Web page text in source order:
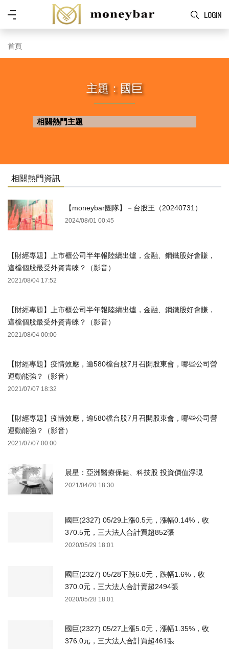
Skip to main content
LOGIN
功
首頁
主題：國巨
相關熱門主題
相關熱門資訊
【moneybar團隊】－台股王（20240731）
2024/08/01 00:45
【財經專題】上市櫃公司半年報陸續出爐，金融、鋼鐵股好會賺，
這檔個股最受外資青睞？（影音）
2021/08/04 17:52
【財經專題】上市櫃公司半年報陸續出爐，金融、鋼鐵股好會賺，
這檔個股最受外資青睞？（影音）
2021/08/04 00:00
【財經專題】疫情效應，逾580檔台股7月召開股東會，哪些公司營
運動能強？（影音）
2021/07/07 18:32
【財經專題】疫情效應，逾580檔台股7月召開股東會，哪些公司營
運動能強？（影音）
2021/07/07 00:00
晨星：亞洲醫療保健、科技股 投資價值浮現
2021/04/20 18:30
國巨(2327) 05/29上漲0.5元，漲幅0.14%，收
370.5元，三大法人合計買超852張
2020/05/29 18:01
國巨(2327) 05/28下跌6.0元，跌幅1.6%，收
370.0元，三大法人合計賣超2494張
2020/05/28 18:01
國巨(2327) 05/27上漲5.0元，漲幅1.35%，收
376.0元，三大法人合計買超461張